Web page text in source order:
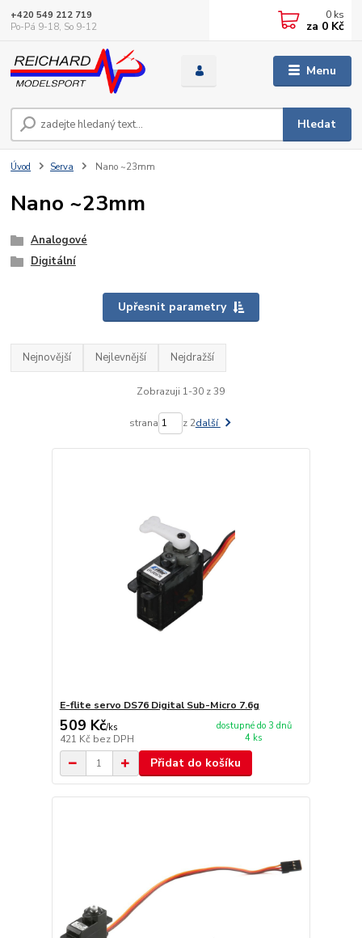
Menu
Hledat
+420 549 212 719
Po-Pá 9-18, So 9-12
0 ks
za 0 Kč
Úvod Serva Nano ~23mm
Nano ~23mm
Analogové
Digitální
Upřesnit parametry
Nejnovější Nejlevnější Nejdražší
Zobrazuji 1-30 z 39
strana z 2další
E-flite servo DS76 Digital Sub-Micro 7.6g
509 Kč/ks
421 Kč bez DPH
dostupné do 3 dnů
4 ks
Přidat do košíku